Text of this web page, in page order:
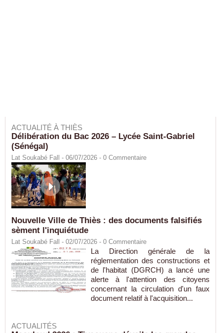
ACTUALITÉ À THIÈS
Délibération du Bac 2026 – Lycée Saint-Gabriel
(Sénégal)
Lat Soukabé Fall - 06/07/2026 - 0 Commentaire
Nouvelle Ville de Thiès : des documents falsifiés
sèment l'inquiétude
Lat Soukabé Fall - 02/07/2026 - 0 Commentaire
La Direction générale de la
réglementation des constructions et
de l'habitat (DGRCH) a lancé une
alerte à l'attention des citoyens
concernant la circulation d'un faux
document relatif à l'acquisition...
ACTUALITÉS